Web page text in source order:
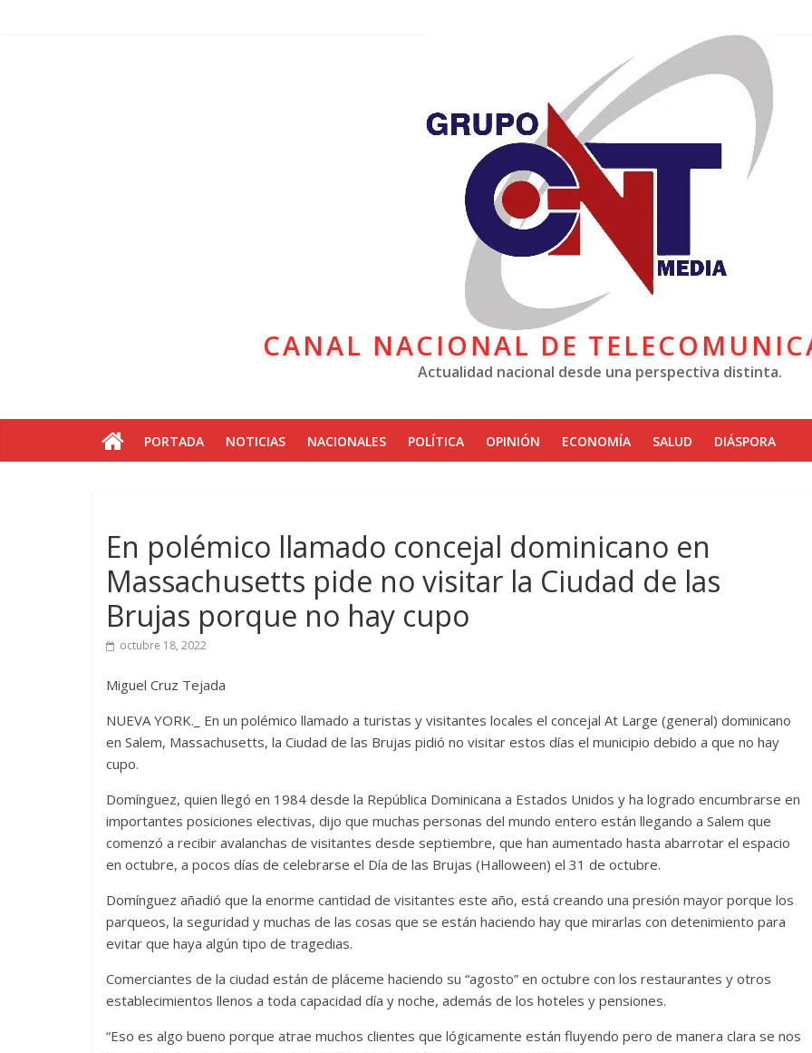
CANAL NACIONAL DE
Actualidad nacional desde una perspectiva distinta.
PORTADA NOTICIAS NACIONALES POLÍTICA OPINIÓN ECONOMÍA SALUD DIÁSPORA
En polémico llamado concejal dominicano en
Massachusetts pide no visitar la Ciudad de las
Brujas porque no hay cupo
octubre 18, 2022
Miguel Cruz Tejada
NUEVA YORK._ En un polémico llamado a turistas y visitantes locales el concejal At Large (general) dominicano
en Salem, Massachusetts, la Ciudad de las Brujas pidió no visitar estos días el municipio debido a que no hay
cupo.
Domínguez, quien llegó en 1984 desde la República Dominicana a Estados Unidos y ha logrado encumbrarse en
importantes posiciones electivas, dijo que muchas personas del mundo entero están llegando a Salem que
comenzó a recibir avalanchas de visitantes desde septiembre, que han aumentado hasta abarrotar el espacio
en octubre, a pocos días de celebrarse el Día de las Brujas (Halloween) el 31 de octubre.
Domínguez añadió que la enorme cantidad de visitantes este año, está creando una presión mayor porque los
parqueos, la seguridad y muchas de las cosas que se están haciendo hay que mirarlas con detenimiento para
evitar que haya algún tipo de tragedias.
Comerciantes de la ciudad están de pláceme haciendo su “agosto” en octubre con los restaurantes y otros
establecimientos llenos a toda capacidad día y noche, además de los hoteles y pensiones.
“Eso es algo bueno porque atrae muchos clientes que lógicamente están fluyendo pero de manera clara se nos